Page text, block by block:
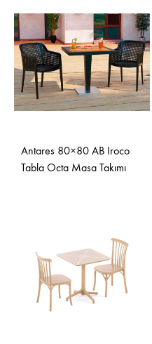
Antares 80×80 AB Iroco
Tabla Octa Masa Takımı